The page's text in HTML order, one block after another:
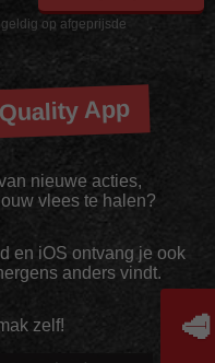
op afgeprijsde
App
nieuwe acties,
vlees te halen?
en iOS ontvang je ook
anders vindt.
zelf! 🥩